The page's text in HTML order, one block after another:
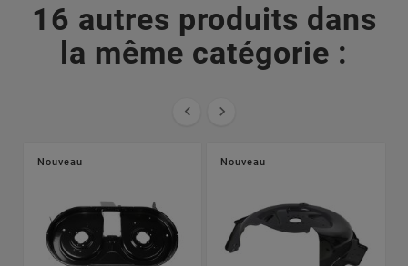
16 autres produits dans
la même catégorie :
 
Nouveau Nouveau